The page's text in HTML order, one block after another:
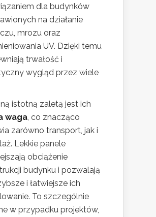
dla budynków
na działanie
mrozu oraz
UV. Dzięki temu
trwałość i
wygląd przez wiele
istotną zaletą jest ich
waga , co znacząco
zarówno transport, jak i
Lekkie panele
obciążenie
budynku i pozwalają
i łatwiejsze ich
To szczególnie
w przypadku projektów,